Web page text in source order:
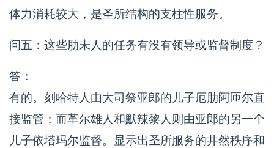
体力消耗较大，是圣所结构的支柱性服务。
问五：这些肋未人的任务有没有领导或监督制度？
答：
有的。刻哈特人由大司祭亚郎的儿子厄肋阿匝尔直
接监管；而革尔雄人和默辣黎人则由亚郎的另一个
儿子依塔玛尔监督。显示出圣所服务的井然秩序和